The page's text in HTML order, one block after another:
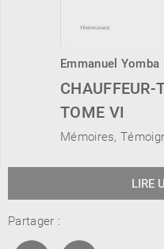
Emmanuel Yomba
CHAUFFEUR-
TOME VI
Mémoires,
LIRE
Partager :